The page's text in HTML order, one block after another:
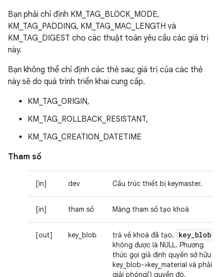
Bạn phải chỉ định KM_TAG_BLOCK_MODE,
KM_TAG_PADDING, KM_TAG_MAC_LENGTH và
KM_TAG_DIGEST cho các thuật toán yêu cầu các giá trị
này.
Bạn không thể chỉ định các thẻ sau; giá trị của các thẻ
này sẽ do quá trình triển khai cung cấp.
KM_TAG_ORIGIN,
KM_TAG_ROLLBACK_RESISTANT,
KM_TAG_CREATION_DATETIME
Tham số
[in] dev Cấu trúc thiết bị keymaster.
[in] tham số Mảng tham số tạo khoá
[out] key_blob trả về khoá đã tạo. key_blob
không được là NULL. Phương
thức gọi giả định quyền sở hữu
key_blob->key_material và phải
giải phóng() quyền đó.